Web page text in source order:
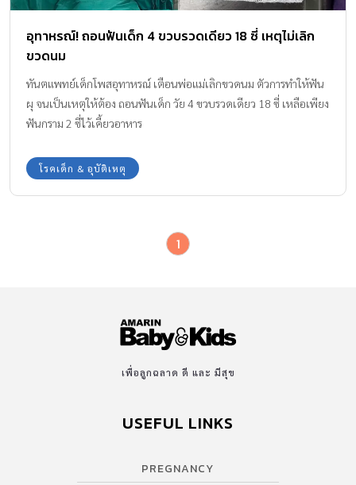
อุทาหรณ์! ถอนฟันเด็ก 4 ขวบรวดเดียว 18 ซี่ เหตุไม่เลิก
ขวดนม
ทันตแพทย์เด็กโพสอุทาหรณ์ เตือนพ่อแม่เลิกขวดนม ตัวการทำให้ฟัน
ผุ จนเป็นเหตุให้ต้อง ถอนฟันเด็ก วัย 4 ขวบรวดเดียว 18 ซี่ เหลือเพียง
ฟันกราม 2 ซี่ไว้เคี้ยวอาหาร
โรคเด็ก & อุบัติเหตุ
1
เพื่อลูกฉลาด ดี และ มีสุข
USEFUL LINKS
PREGNANCY